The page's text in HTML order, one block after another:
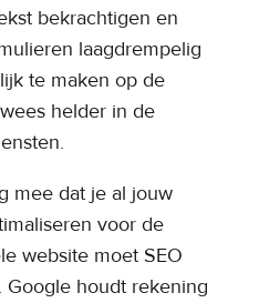
bekrachtigen en
laagdrempelig
te maken op de
helder in de
mee dat je al jouw
voor de
website moet SEO
houdt rekening